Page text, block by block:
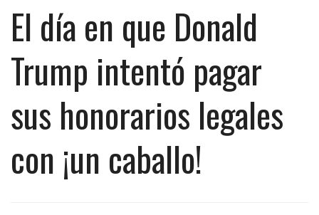
El día en que Donald
Trump intentó pagar
sus honorarios legales
con ¡un caballo!